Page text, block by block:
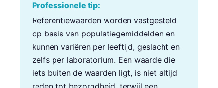
Professionele tip:
Referentiewaarden worden vastgesteld
op basis van populatiegemiddelden en
kunnen variëren per leeftijd, geslacht en
zelfs per laboratorium. Een waarde die
iets buiten de waarden ligt, is niet altijd
reden tot bezorgdheid, terwijl een